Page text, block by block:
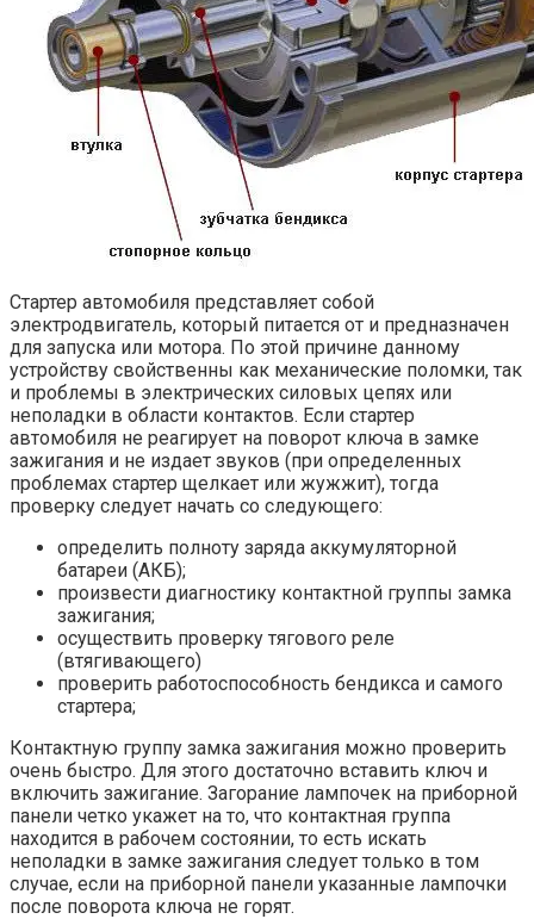
Стартер автомобиля представляет собой
электродвигатель, который питается от и предназначен
для запуска или мотора. По этой причине данному
устройству свойственны как механические поломки, так
и проблемы в электрических силовых цепях или
неполадки в области контактов. Если стартер
автомобиля не реагирует на поворот ключа в замке
зажигания и не издает звуков (при определенных
проблемах стартер щелкает или жужжит), тогда
проверку следует начать со следующего:
определить полноту заряда аккумуляторной
батареи (АКБ);
произвести диагностику контактной группы замка
зажигания;
осуществить проверку тягового реле
(втягивающего)
проверить работоспособность бендикса и самого
стартера;
Контактную группу замка зажигания можно проверить
очень быстро. Для этого достаточно вставить ключ и
включить зажигание. Загорание лампочек на приборной
панели четко укажет на то, что контактная группа
находится в рабочем состоянии, то есть искать
неполадки в замке зажигания следует только в том
случае, если на приборной панели указанные лампочки
после поворота ключа не горят.